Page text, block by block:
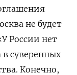
не будет
России нет
в суверенных
Конечно,